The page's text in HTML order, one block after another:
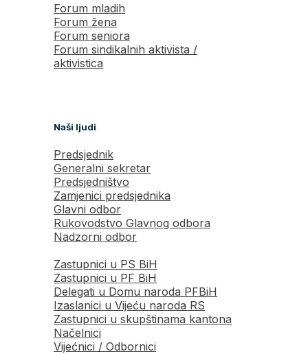
Forum mladih
Forum žena
Forum seniora
Forum sindikalnih aktivista /
aktivistica
Naši ljudi
Predsjednik
Generalni sekretar
Predsjedništvo
Zamjenici predsjednika
Glavni odbor
Rukovodstvo Glavnog odbora
Nadzorni odbor
Zastupnici u PS BiH
Zastupnici u PF BiH
Delegati u Domu naroda PFBiH
Izaslanici u Vijeću naroda RS
Zastupnici u skupštinama kantona
Načelnici
Vijećnici / Odbornici